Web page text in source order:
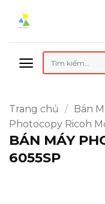
Tìm
kiếm:
Trang chủ / Bán
Photocopy Ricoh
BÁN MÁY
6055SP